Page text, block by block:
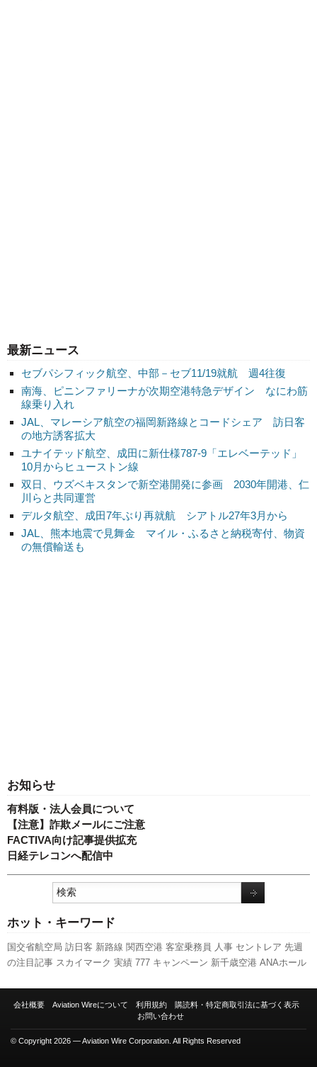
最新ニュース
セブパシフィック航空、中部－セブ11/19就航 週4往復
南海、ピニンファリーナが次期空港特急デザイン なにわ筋
線乗り入れ
JAL、マレーシア航空の福岡新路線とコードシェア 訪日客
の地方誘客拡大
ユナイテッド航空、成田に新仕様787-9「エレベーテッド」
10月からヒューストン線
双日、ウズベキスタンで新空港開発に参画 2030年開港、仁
川らと共同運営
デルタ航空、成田7年ぶり再就航 シアトル27年3月から
JAL、熊本地震で見舞金 マイル・ふるさと納税寄付、物資
の無償輸送も
お知らせ
有料版・法人会員について
【注意】詐欺メールにご注意
FACTIVA向け記事提供拡充
日経テレコンへ配信中
ホット・キーワード
国交省航空局 訪日客 新路線 関西空港 客室乗務員 人事 セントレア 先週
の注目記事 スカイマーク 実績 777 キャンペーン 新千歳空港 ANAホール
型コロナウイルス 成田空港 国交省 日本航空 伊丹空港 A350 XWB 発着回
会社概要 Aviation Wireについて 利用規約
購読料・特定商取引法に基づく表示
お問い合わせ
© Copyright 2026 — Aviation Wire Corporation. All Rights Reserved